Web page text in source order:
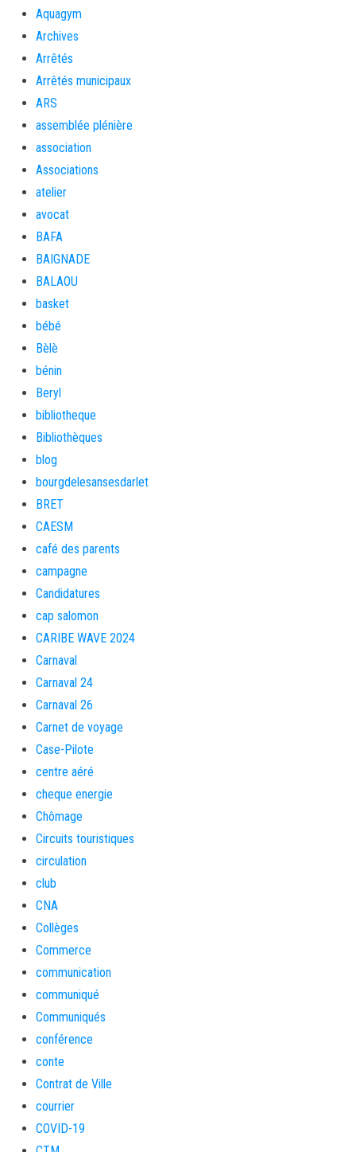
Aquagym
Archives
Arrêtés
Arrêtés municipaux
ARS
assemblée plénière
association
Associations
atelier
avocat
BAFA
BAIGNADE
BALAOU
basket
bébé
Bèlè
bénin
Beryl
bibliotheque
Bibliothèques
blog
bourgdelesansesdarlet
BRET
CAESM
café des parents
campagne
Candidatures
cap salomon
CARIBE WAVE 2024
Carnaval
Carnaval 24
Carnaval 26
Carnet de voyage
Case-Pilote
centre aéré
cheque energie
Chômage
Circuits touristiques
circulation
club
CNA
Collèges
Commerce
communication
communiqué
Communiqués
conférence
conte
Contrat de Ville
courrier
COVID-19